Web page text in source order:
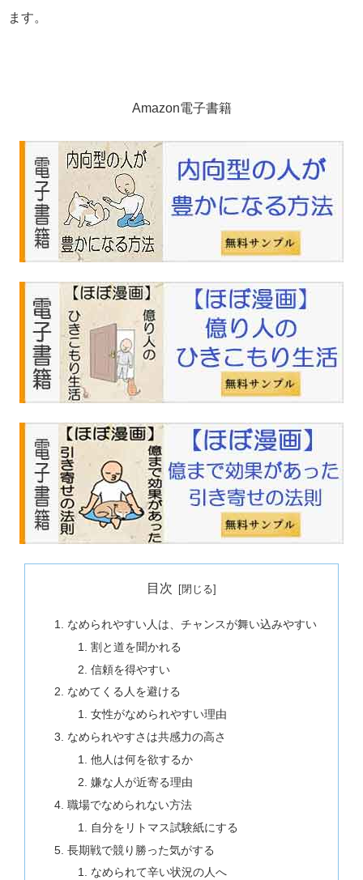
ます。
Amazon電子書籍
目次
なめられやすい人は、チャンスが舞い込みやすい
割と道を聞かれる
信頼を得やすい
なめてくる人を避ける
女性がなめられやすい理由
なめられやすさは共感力の高さ
他人は何を欲するか
嫌な人が近寄る理由
職場でなめられない方法
自分をリトマス試験紙にする
長期戦で競り勝った気がする
なめられて辛い状況の人へ